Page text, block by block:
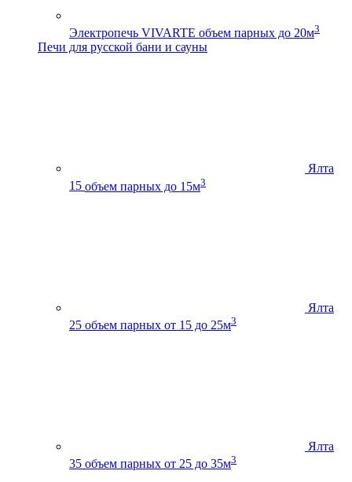
Электропечь VIVARTE объем парных до 20м3
Печи для русской бани и сауны
Ялта
15 объем парных до 15м3
Ялта
25 объем парных от 15 до 25м3
Ялта
35 объем парных от 25 до 35м3